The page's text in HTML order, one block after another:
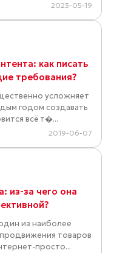
2023-05-19
как писать
требования?
усложняет
годом создавать
всё т�...
2019-06-07
из-за чего она
из наиболее
товаров
просто...